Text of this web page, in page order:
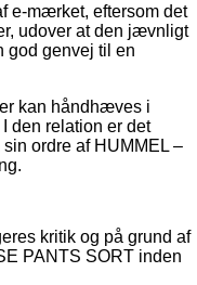
e-mærket, eftersom det
udover at den jævnligt
god genvej til en
kan håndhæves i
den relation er det
ordre af HUMMEL –
kritik og på grund af
PANTS SORT inden